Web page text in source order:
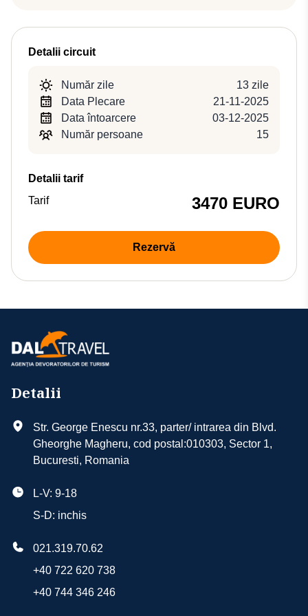
Detalii circuit
Număr zile
13 zile
Data Plecare
21-11-2025
Data întoarcere
03-12-2025
Număr persoane
15
Detalii tarif
Tarif
3470 EURO
Rezervă
Detalii
Str. George Enescu nr.33, parter/ intrarea din Blvd.
Gheorghe Magheru, cod postal:010303, Sector 1,
Bucuresti, Romania
L-V: 9-18
S-D: inchis
021.319.70.62
+40 722 620 738
+40 744 346 246